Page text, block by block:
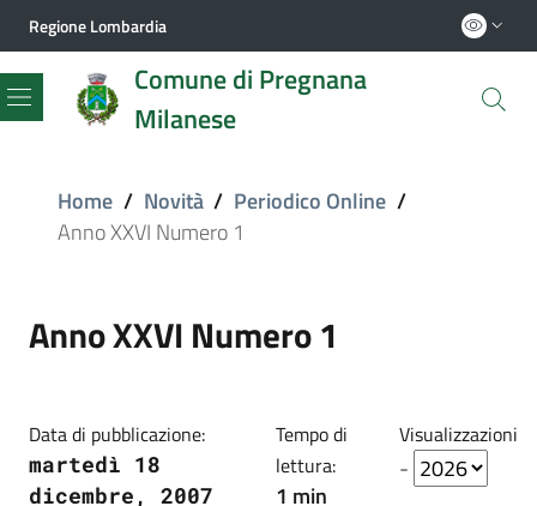
Regione Lombardia
Comune di Pregnana
Milanese
Menu
Home / Novità / Periodico Online /
Anno XXVI Numero 1
Anno XXVI Numero 1
Data di pubblicazione:
martedì 18
dicembre, 2007
Tempo di
lettura:
1 min
Visualizzazioni
-